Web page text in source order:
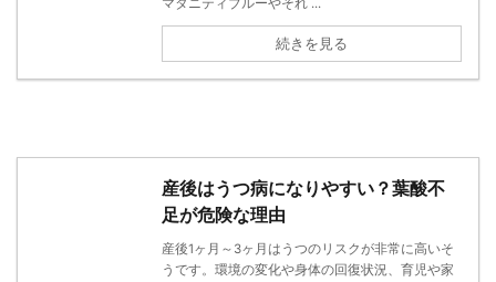
マタニティブルーやそれ ...
続きを見る
産後はうつ病になりやすい？葉酸不
足が危険な理由
産後1ヶ月～3ヶ月はうつのリスクが非常に高いそ
うです。環境の変化や身体の回復状況、育児や家